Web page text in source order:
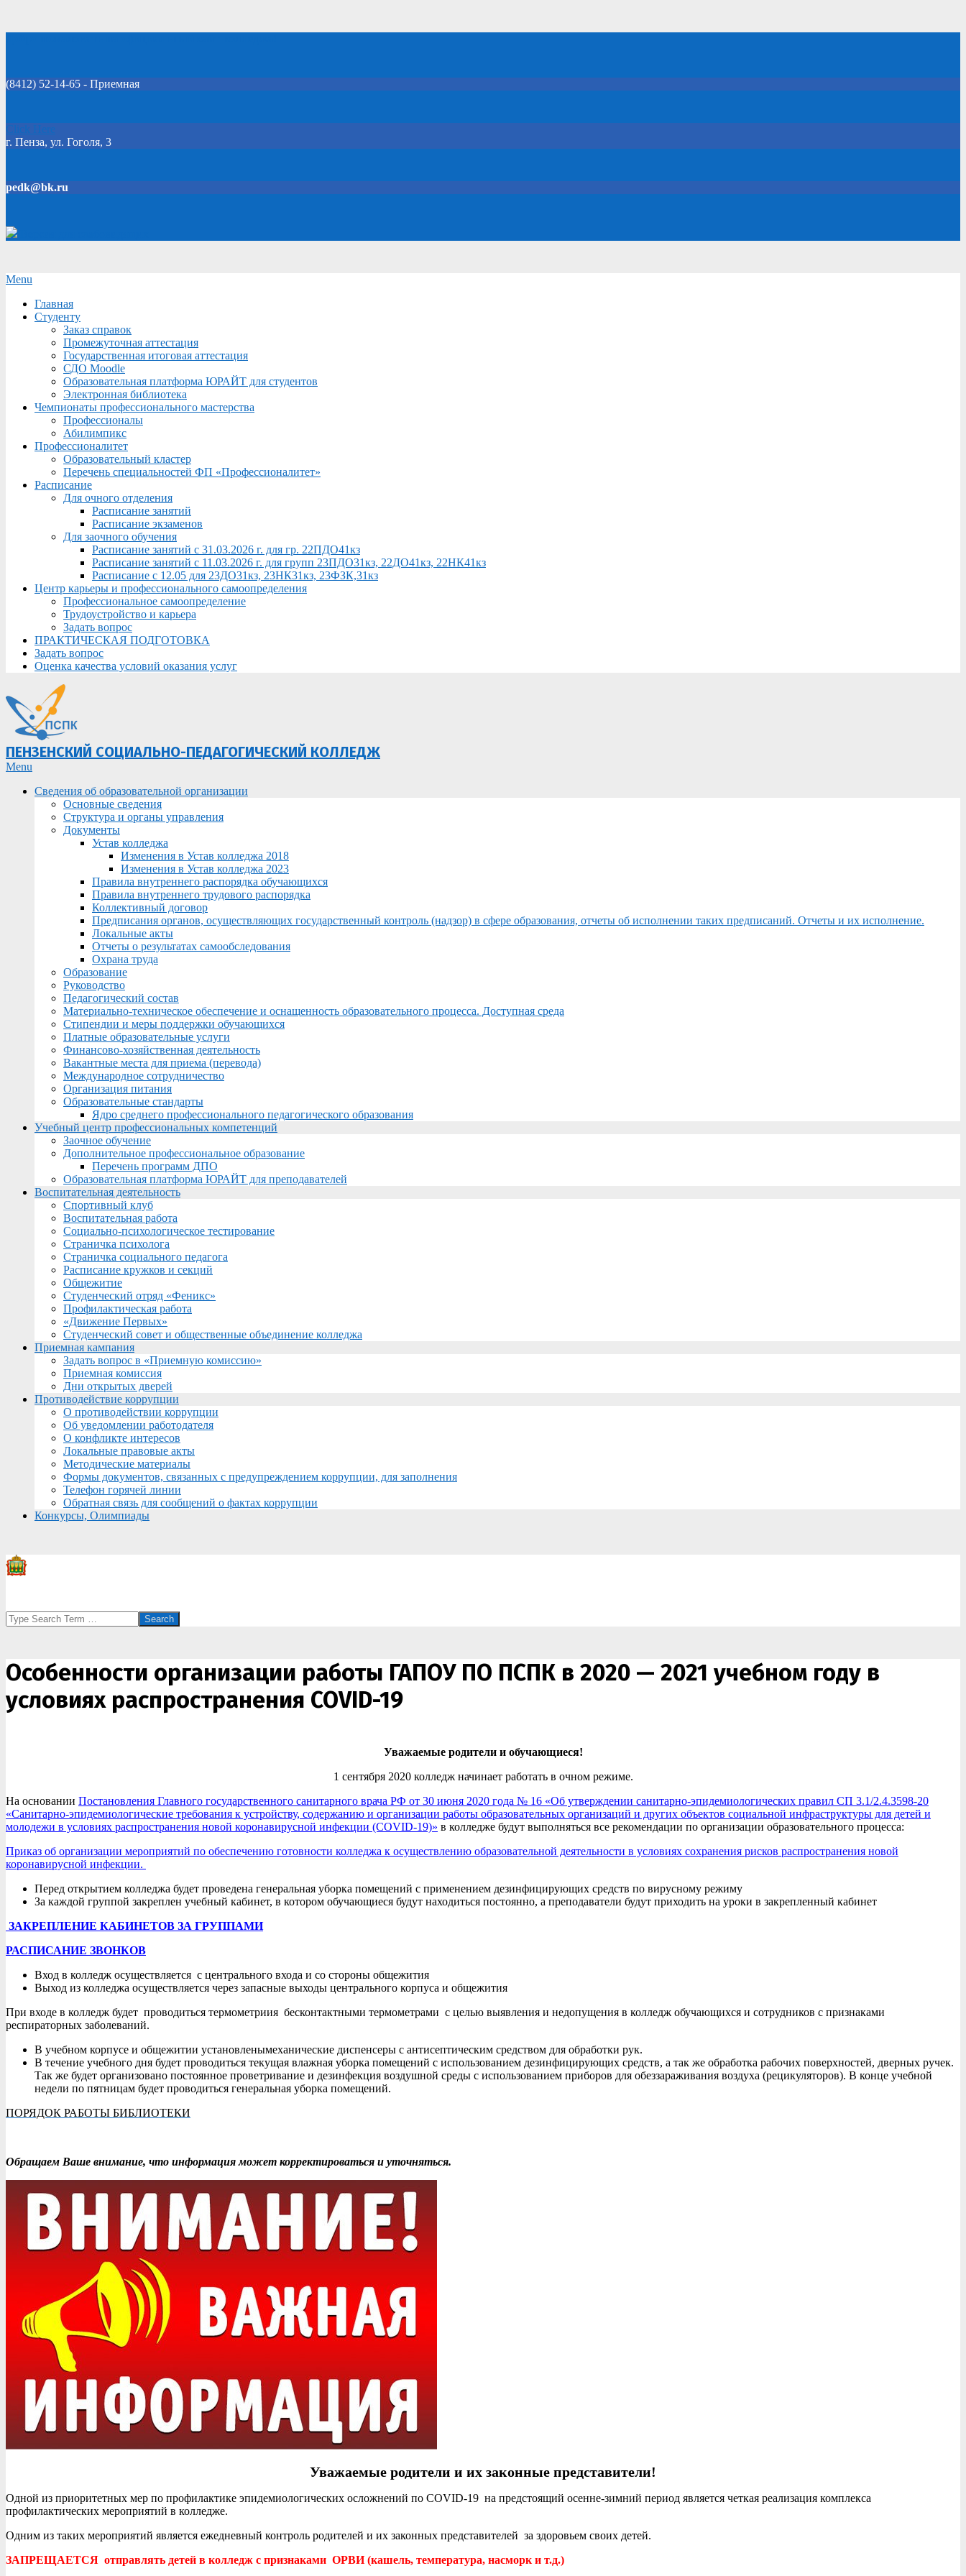
(8412) 52-14-65 - Приемная
Click Here
г. Пенза, ул. Гоголя, 3
pedk@bk.ru
Secondary
Menu
Menu
Главная
Студенту
Заказ справок
Промежуточная аттестация
Государственная итоговая аттестация
СДО Moodle
Образовательная платформа ЮРАЙТ для студентов
Электронная библиотека
Чемпионаты профессионального мастерства
Профессионалы
Абилимпикс
Профессионалитет
Образовательный кластер
Перечень специальностей ФП «Профессионалитет»
Расписание
Для очного отделения
Расписание занятий
Расписание экзаменов
Для заочного обучения
Расписание занятий с 31.03.2026 г. для гр. 22ПДО41кз
Расписание занятий с 11.03.2026 г. для групп 23ПДО31кз, 22ДО41кз, 22НК41кз
Расписание с 12.05 для 23ДО31кз, 23НК31кз, 23ФЗК,31кз
Центр карьеры и профессионального самоопределения
Профессиональное самоопределение
Трудоустройство и карьера
Задать вопрос
ПРАКТИЧЕСКАЯ ПОДГОТОВКА
Задать вопрос
Оценка качества условий оказания услуг
ПЕНЗЕНСКИЙ СОЦИАЛЬНО-ПЕДАГОГИЧЕСКИЙ КОЛЛЕДЖ
Primary
Menu
Menu
Сведения об образовательной организации
Основные сведения
Структура и органы управления
Документы
Устав колледжа
Изменения в Устав колледжа 2018
Изменения в Устав колледжа 2023
Правила внутреннего распорядка обучающихся
Правила внутреннего трудового распорядка
Коллективный договор
Предписания органов, осуществляющих государственный контроль (надзор) в сфере образования, отчеты об исполнении таких предписаний. Отчеты и их исполнение.
Локальные акты
Отчеты о результатах самообследования
Охрана труда
Образование
Руководство
Педагогический состав
Материально-техническое обеспечение и оснащенность образовательного процесса. Доступная среда
Стипендии и меры поддержки обучающихся
Платные образовательные услуги
Финансово-хозяйственная деятельность
Вакантные места для приема (перевода)
Международное сотрудничество
Организация питания
Образовательные стандарты
Ядро среднего профессионального педагогического образования
Учебный центр профессиональных компетенций
Заочное обучение
Дополнительное профессиональное образование
Перечень программ ДПО
Образовательная платформа ЮРАЙТ для преподавателей
Воспитательная деятельность
Спортивный клуб
Воспитательная работа
Социально-психологическое тестирование
Страничка психолога
Страничка социального педагога
Расписание кружков и секций
Общежитие
Студенческий отряд «Феникс»
Профилактическая работа
«Движение Первых»
Студенческий совет и общественные объединение колледжа
Приемная кампания
Задать вопрос в «Приемную комиссию»
Приемная комиссия
Дни открытых дверей
Противодействие коррупции
О противодействии коррупции
Об уведомлении работодателя
О конфликте интересов
Локальные правовые акты
Методические материалы
Формы документов, связанных с предупреждением коррупции, для заполнения
Телефон горячей линии
Обратная связь для сообщений о фактах коррупции
Конкурсы, Олимпиады
Search
Особенности организации работы ГАПОУ ПО ПСПК в 2020 — 2021 учебном году в
условиях распространения COVID-19
Уважаемые родители и обучающиеся!
1 сентября 2020 колледж начинает работать в очном режиме.
На основании Постановления Главного государственного санитарного врача РФ от 30 июня 2020 года № 16 «Об утверждении санитарно-эпидемиологических правил СП 3.1/2.4.3598-20
«Санитарно-эпидемиологические требования к устройству, содержанию и организации работы образовательных организаций и других объектов социальной инфраструктуры для детей и
молодежи в условиях распространения новой коронавирусной инфекции (COVID-19)» в колледже будут выполняться все рекомендации по организации образовательного процесса:
Приказ об организации мероприятий по обеспечению готовности колледжа к осуществлению образовательной деятельности в условиях сохранения рисков распространения новой
коронавирусной инфекции.
Перед открытием колледжа будет проведена генеральная уборка помещений с применением дезинфицирующих средств по вирусному режиму
За каждой группой закреплен учебный кабинет, в котором обучающиеся будут находиться постоянно, а преподаватели будут приходить на уроки в закрепленный кабинет
ЗАКРЕПЛЕНИЕ КАБИНЕТОВ ЗА ГРУППАМИ
РАСПИСАНИЕ ЗВОНКОВ
Вход в колледж осуществляется с центрального входа и со стороны общежития
Выход из колледжа осуществляется через запасные выходы центрального корпуса и общежития
При входе в колледж будет проводиться термометриия бесконтактными термометрами с целью выявления и недопущения в колледж обучающихся и сотрудников с признаками
респираторных заболеваний.
В учебном корпусе и общежитии установленымеханические диспенсеры с антисептическим средством для обработки рук.
В течение учебного дня будет проводиться текущая влажная уборка помещений с использованием дезинфицирующих средств, а так же обработка рабочих поверхностей, дверных ручек.
Так же будет организовано постоянное проветривание и дезинфекция воздушной среды с использованием приборов для обеззараживания воздуха (рецикуляторов). В конце учебной
недели по пятницам будет проводиться генеральная уборка помещений.
ПОРЯДОК РАБОТЫ БИБЛИОТЕКИ
Обращаем Ваше внимание, что информация может корректироваться и уточняться.
Уважаемые родители и их законные представители!
Одной из приоритетных мер по профилактике эпидемиологических осложнений по COVID-19 на предстоящий осенне-зимний период является четкая реализация комплекса
профилактических мероприятий в колледже.
Одним из таких мероприятий является ежедневный контроль родителей и их законных представителей за здоровьем своих детей.
ЗАПРЕЩАЕТСЯ отправлять детей в колледж с признаками ОРВИ (кашель, температура, насморк и т.д.)